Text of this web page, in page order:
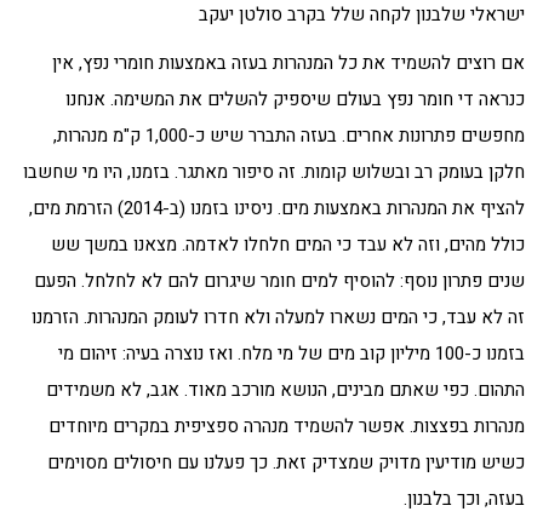
ישראלי שלבנון לקחה שלל בקרב סולטן יעקב
אם רוצים להשמיד את כל המנהרות בעזה באמצעות חומרי נפץ, אין
כנראה די חומר נפץ בעולם שיספיק להשלים את המשימה. אנחנו
מחפשים פתרונות אחרים. בעזה התברר שיש כ-1,000 ק"מ מנהרות,
חלקן בעומק רב ובשלוש קומות. זה סיפור מאתגר. בזמנו, היו מי שחשבו
להציף את המנהרות באמצעות מים. ניסינו בזמנו (ב-2014) הזרמת מים,
כולל מהים, וזה לא עבד כי המים חלחלו לאדמה. מצאנו במשך שש
שנים פתרון נוסף: להוסיף למים חומר שיגרום להם לא לחלחל. הפעם
זה לא עבד, כי המים נשארו למעלה ולא חדרו לעומק המנהרות. הזרמנו
בזמנו כ-100 מיליון קוב מים של מי מלח. ואז נוצרה בעיה: זיהום מי
התהום. כפי שאתם מבינים, הנושא מורכב מאוד. אגב, לא משמידים
מנהרות בפצצות. אפשר להשמיד מנהרה ספציפית במקרים מיוחדים
כשיש מודיעין מדויק שמצדיק זאת. כך פעלנו עם חיסולים מסוימים
בעזה, וכך בלבנון.